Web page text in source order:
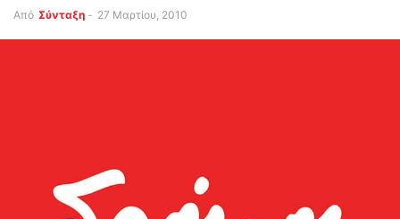
Από Σύνταξη - 27 Μαρτίου, 2010